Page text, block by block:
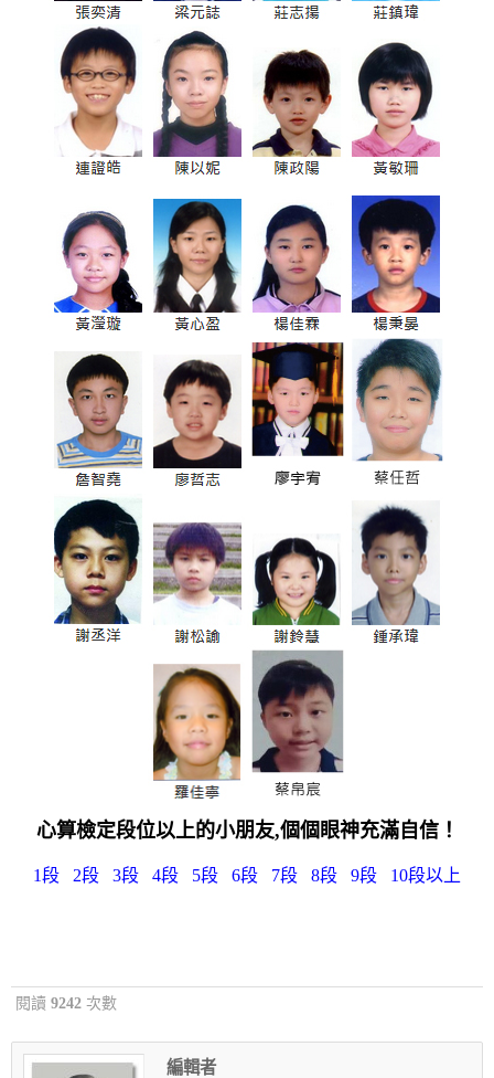
心算檢定段位以上的小朋友,個個眼神充滿自信！
1段 2段 3段 4段 5段 6段 7段 8段 9段 10段以上
閱讀 9242 次數
編輯者